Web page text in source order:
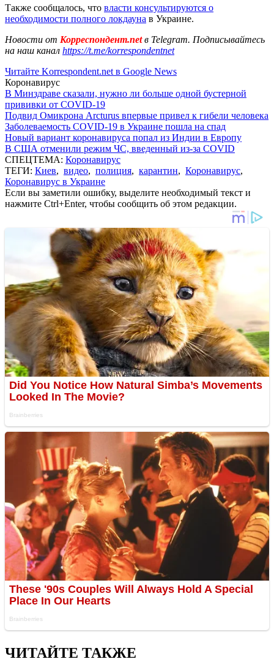
Также сообщалось, что власти консультируются о
необходимости полного локдауна в Украине.
Новости от Корреспондент.netв Telegram. Подписывайтесь
на наш канал https://t.me/korrespondentnet
Читайте Korrespondent.net в Google News
Коронавирус
В Минздраве сказали, нужно ли больше одной бустерной
прививки от COVID-19
Подвид Омикрона Arcturus впервые привел к гибели человека
Заболеваемость COVID-19 в Украине пошла на спад
Новый вариант коронавируса попал из Индии в Европу
В США отменили режим ЧС, введенный из-за COVID
СПЕЦТЕМА: Коронавирус
ТЕГИ: Киев, видео, полиция, карантин, Коронавирус,
Коронавирус в Украине
Если вы заметили ошибку, выделите необходимый текст и
нажмите Ctrl+Enter, чтобы сообщить об этом редакции.
ЧИТАЙТЕ ТАКЖЕ